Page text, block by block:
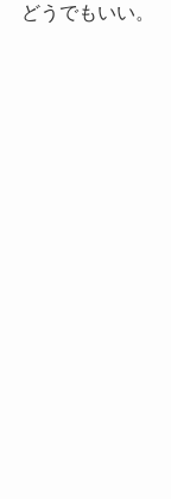
どうでもいい。